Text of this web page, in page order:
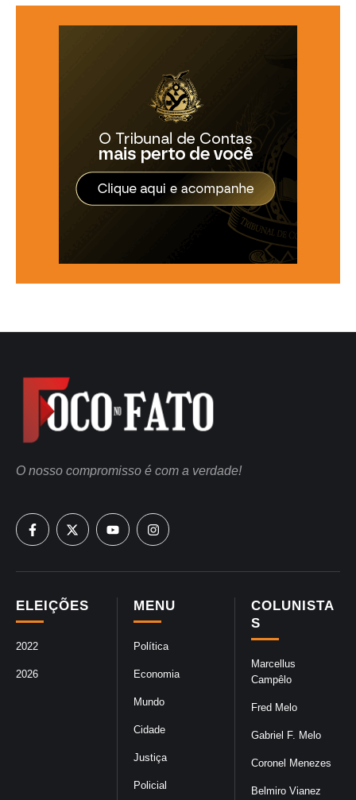
COLUNISTA
S
Marcellus
Campêlo
Fred Melo
Gabriel F. Melo
Coronel Menezes
Belmiro Vianez
MENU
Política
Economia
Mundo
Cidade
Justiça
Policial
ELEIÇÕES
2022
2026
O nosso compromisso é com a verdade!